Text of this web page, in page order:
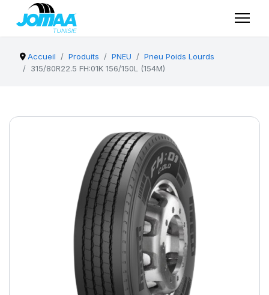
Accueil Produits PNEU
Pneu Poids Lourds
315/80R22.5 FH:01K 156/150L (154M)